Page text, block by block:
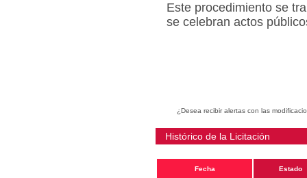
Este procedimiento se
se celebran actos
¿Desea recibir alertas con las
Histórico de la Licitación
Fecha Estado